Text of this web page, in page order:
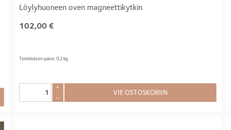
Löylyhuoneen oven magneettikytkin
102,00 €
Toimituksen paino: 0,2 kg
+
–
VIE OSTOSKORIIN